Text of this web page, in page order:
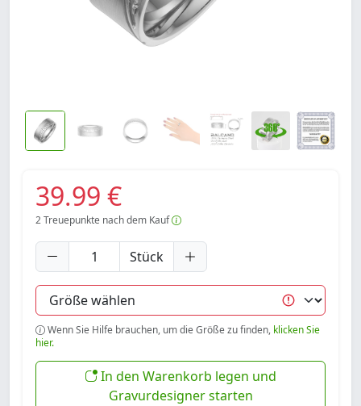
39.99 €
2Treuepunkte nach dem Kauf
Stück
Wenn Sie Hilfe brauchen, um die Größe zu finden, klicken Sie
hier.
In den Warenkorb legen und
Gravurdesigner starten